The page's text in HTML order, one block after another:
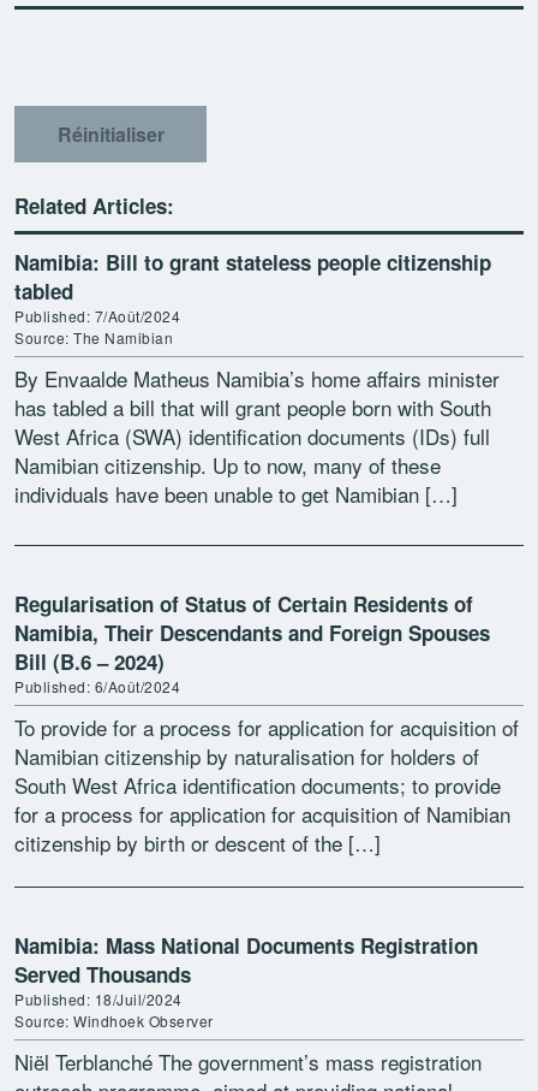
Réinitialiser
Related Articles:
Namibia: Bill to grant stateless people citizenship
tabled
Published: 7/Août/2024
Source: The Namibian
By Envaalde Matheus Namibia’s home affairs minister
has tabled a bill that will grant people born with South
West Africa (SWA) identification documents (IDs) full
Namibian citizenship. Up to now, many of these
individuals have been unable to get Namibian […]
Regularisation of Status of Certain Residents of
Namibia, Their Descendants and Foreign Spouses
Bill (B.6 – 2024)
Published: 6/Août/2024
To provide for a process for application for acquisition of
Namibian citizenship by naturalisation for holders of
South West Africa identification documents; to provide
for a process for application for acquisition of Namibian
citizenship by birth or descent of the […]
Namibia: Mass National Documents Registration
Served Thousands
Published: 18/Juil/2024
Source: Windhoek Observer
Niël Terblanché The government’s mass registration